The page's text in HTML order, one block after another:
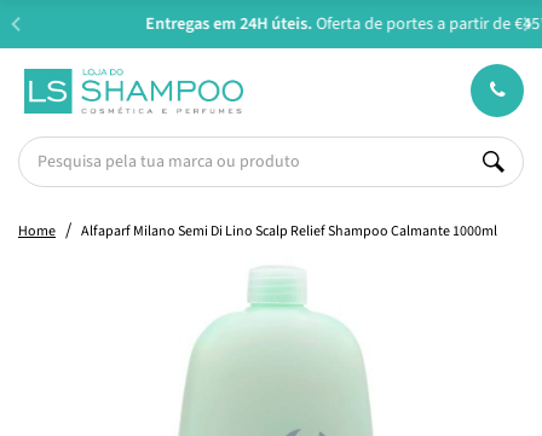
Entregas em 24H úteis.Oferta de portes a partir de €45*
Home Alfaparf Milano Semi Di Lino Scalp Relief Shampoo Calmante 1000ml